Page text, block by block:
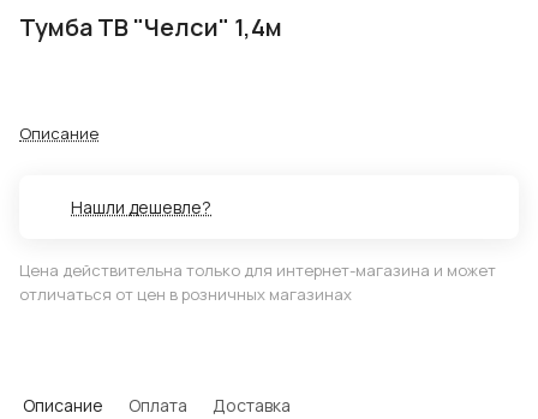
Тумба ТВ "Челси" 1,4м
Описание
Нашли дешевле?
Цена действительна только для интернет-магазина и может
отличаться от цен в розничных магазинах
Описание Оплата Доставка